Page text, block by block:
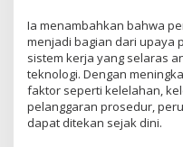
Ia menambahkan bahwa
menjadi bagian dari upaya
sistem kerja yang selaras
teknologi. Dengan
faktor seperti kelelahan,
pelanggaran prosedur,
dapat ditekan sejak dini.